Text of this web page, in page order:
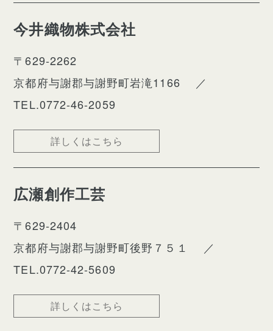
今井織物株式会社
〒629-2262
京都府与謝郡与謝野町岩滝1166
／
TEL.0772-46-2059
詳しくはこちら
広瀬創作工芸
〒629-2404
京都府与謝郡与謝野町後野７５１
／
TEL.0772-42-5609
詳しくはこちら